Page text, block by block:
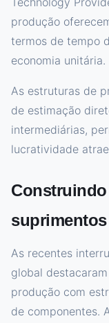
produção
termos de tempo
economia unitária.
As estruturas de
de estimação
intermediárias,
lucratividade
suprimentos
As recentes
global
produção com
de componentes.